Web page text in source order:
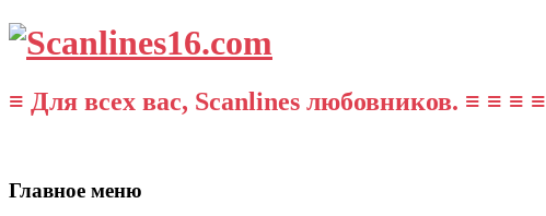
≡ Для всех вас, Scanlines любовников. ≡ ≡ ≡ ≡
Главное меню